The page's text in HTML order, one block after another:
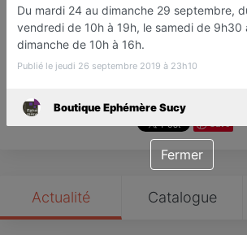
Favori Contacter
Ouvert jusqu'à 19:00
Actualité Catalogue
Du mardi 24 au dimanche 29 septembre,
vendredi de 10h à 19h, le samedi de 9h30
dimanche de 10h à 16h.
Publié le jeudi 26 septembre 2019 à 23h10
Boutique Ephémère Sucy
Fermer